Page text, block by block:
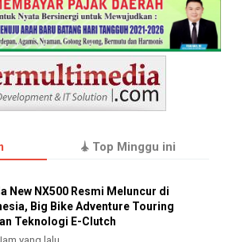
Top Minggu ini
New NX500 Resmi Meluncur di
Big Bike Adventure Touring
Teknologi E-Clutch